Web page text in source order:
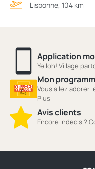
Lisbonne, 104 km
Application
Yelloh! Village
Mon
Vous allez adorer
Plus
Avis clients
Encore indécis ?